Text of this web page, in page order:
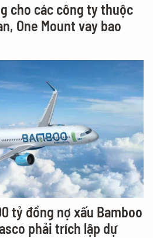
cho các công ty thuộc
One Mount vay bao
tỷ đồng nợ xấu Bamboo
phải trích lập dự